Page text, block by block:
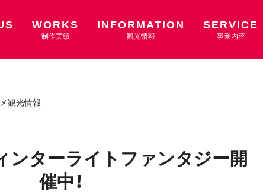
WORKS
制作実績
INFORMATION
観光情報
SERVICE
事業内容
観光情報
ィンターライトファンタジー開
催中！